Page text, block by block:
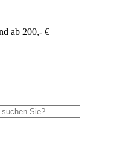
ab 200,- €